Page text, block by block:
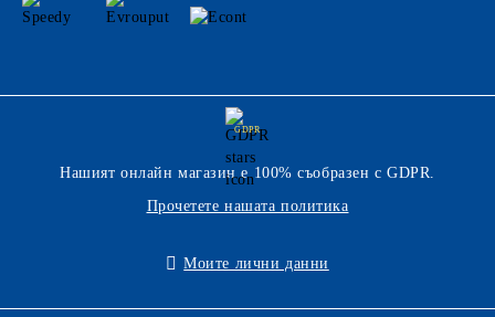
GDPR
Нашият онлайн магазин е 100% съобразен с GDPR.
Прочетете нашата политика
Моите лични данни